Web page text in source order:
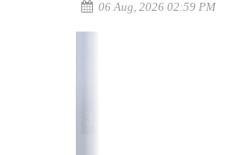
06 Aug, 2026 02:59 PM